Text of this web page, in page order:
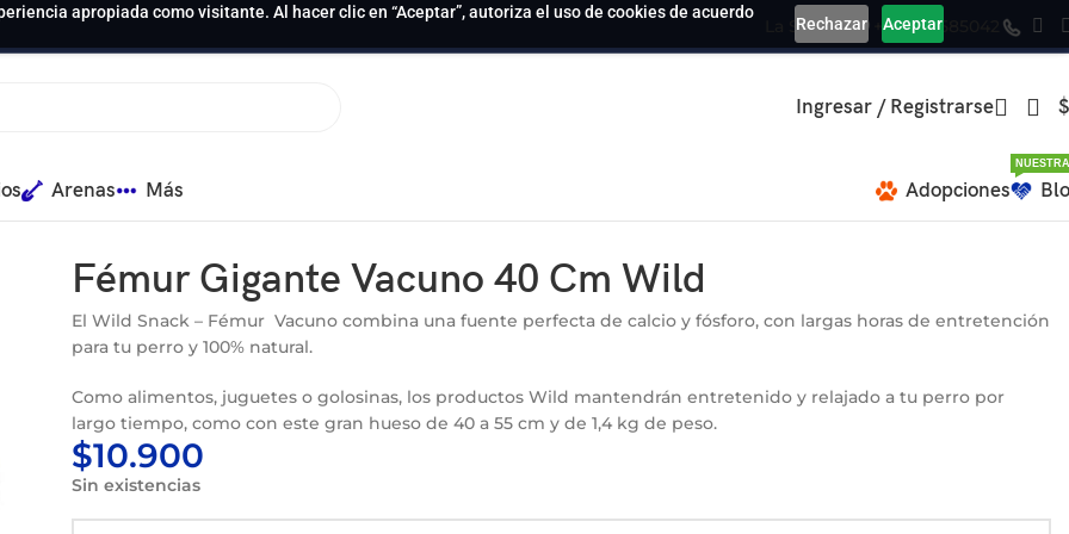
apropiada como visitante. Al hacer clic en “Aceptar”, autoriza el uso de cookies de acuerdo
Rechazar Aceptar
La Serena +569 39585042
Ingresar / Registrarse $
Arenas Más Adopciones
Fémur Gigante Vacuno 40 Cm Wild
El Wild Snack – Fémur Vacuno combina una fuente perfecta de calcio y fósforo, con largas horas de entretención
para tu perro y 100% natural.
Como alimentos, juguetes o golosinas, los productos Wild mantendrán entretenido y relajado a tu perro por
largo tiempo, como con este gran hueso de 40 a 55 cm y de 1,4 kg de peso.
$10.900
Sin existencias